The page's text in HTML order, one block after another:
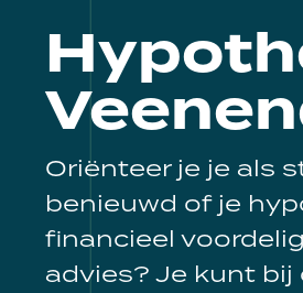
Oriënteer je je als
benieuwd of je
financieel
advies? Je kunt